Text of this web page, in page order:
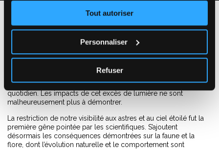
Tout autoriser
Personnaliser
Refuser
La lutte contre la pollution lumineuse
connaissent encore des nuits pures. En constante augmentation
et pourtant moins médiatisée que d’autres pollutions, la
pollution lumineuse, c’est-à-dire la présence nuisible et
outrancière de lumières artificielles nocturnes, fait partie du
quotidien. Les impacts de cet excès de lumière ne sont
malheureusement plus à démontrer.
La restriction de notre visibilité aux astres et au ciel étoilé fut la
première gêne pointée par les scientifiques. S’ajoutent
désormais les conséquences démontrées sur la faune et la
flore, dont l’évolution naturelle et le comportement sont